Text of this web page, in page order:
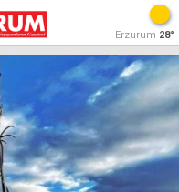
Erzurum 28°